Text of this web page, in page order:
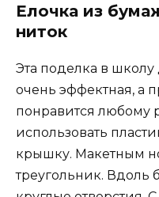
Елочка из
ниток
Эта поделка в школу
очень эффектная, а
понравится любому
использовать
крышку. Макетным
треугольник. Вдоль